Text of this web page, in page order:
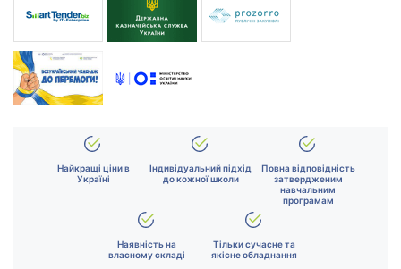
Найкращі ціни в
Україні
Індивідуальний підхід
до кожної школи
Повна відповідність
затвердженим
навчальним
програмам
Наявність на
власному складі
Тільки сучасне та
якісне обладнання